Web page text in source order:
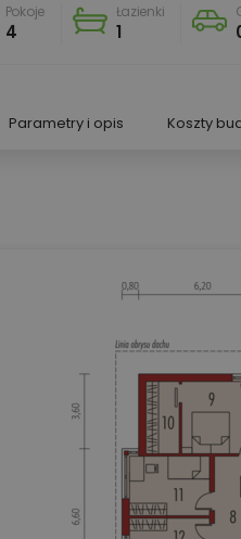
Pokoje
4
Łazienki
1
Parametry i opis Koszty